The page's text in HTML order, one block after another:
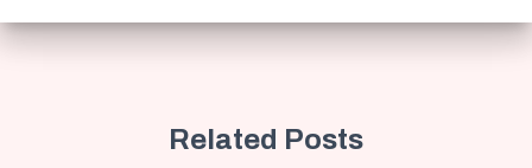
Related Posts